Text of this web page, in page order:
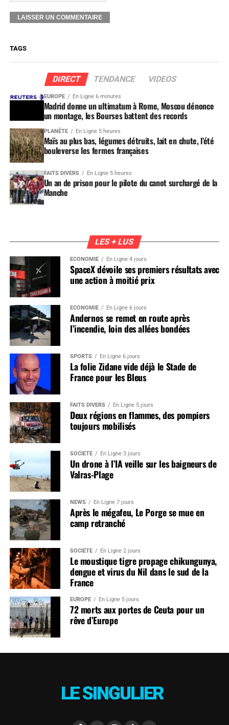
TAGS
DIRECT TENDANCE VIDEOS
EUROPE En Ligne 6 minutes
Madrid donne un ultimatum à Rome, Moscou dénonce
un montage, les Bourses battent des records
PLANÈTE En Ligne 5 heures
Maïs au plus bas, légumes détruits, lait en chute, l’été
bouleverse les fermes françaises
FAITS DIVERS En Ligne 5 heures
Un an de prison pour le pilote du canot surchargé de la
Manche
LES + LUS
ÉCONOMIE En Ligne 4 jours
SpaceX dévoile ses premiers résultats avec
une action à moitié prix
ÉCONOMIE En Ligne 6 jours
Andernos se remet en route après
l’incendie, loin des allées bondées
SPORTS En Ligne 6 jours
La folie Zidane vide déjà le Stade de
France pour les Bleus
FAITS DIVERS En Ligne 5 jours
Deux régions en flammes, des pompiers
toujours mobilisés
SOCIÉTÉ En Ligne 3 jours
Un drone à l’IA veille sur les baigneurs de
Valras-Plage
NEWS En Ligne 7 jours
Après le mégafeu, Le Porge se mue en
camp retranché
SOCIÉTÉ En Ligne 2 jours
Le moustique tigre propage chikungunya,
dengue et virus du Nil dans le sud de la
France
EUROPE En Ligne 5 jours
72 morts aux portes de Ceuta pour un
rêve d’Europe